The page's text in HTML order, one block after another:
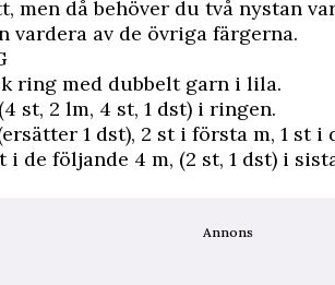
men då behöver du två nystan
vardera av de övriga färgerna.
ring med dubbelt garn i lila.
st, 2 lm, 4 st, 1 dst) i ringen.
1 dst), 2 st i första m, 1 st i
i de följande 4 m, (2 st, 1 dst) i
Annons